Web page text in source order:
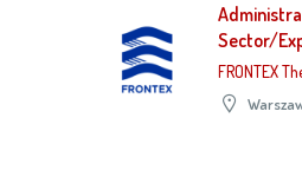
Sector/
FRONTEX